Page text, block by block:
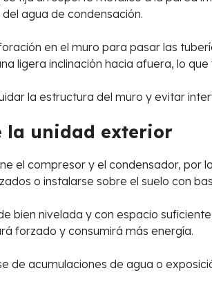
agua de condensación.
en el muro para pasar las
ligera inclinación hacia afuera, lo
la estructura del muro y evitar
la unidad exterior
el compresor y el condensador, por
o instalarse sobre el suelo con
bien nivelada y con espacio
forzado y consumirá más energía.
de acumulaciones de agua o